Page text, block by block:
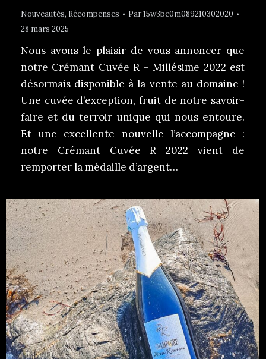
Nouveautés, Récompenses Par15w3bc0m089210302020
28 mars 2025
Nous avons le plaisir de vous annoncer que
notre Crémant Cuvée R – Millésime 2022 est
désormais disponible à la vente au domaine !
Une cuvée d’exception, fruit de notre savoir-
faire et du terroir unique qui nous entoure.
Et une excellente nouvelle l’accompagne :
notre Crémant Cuvée R 2022 vient de
remporter la médaille d’argent…